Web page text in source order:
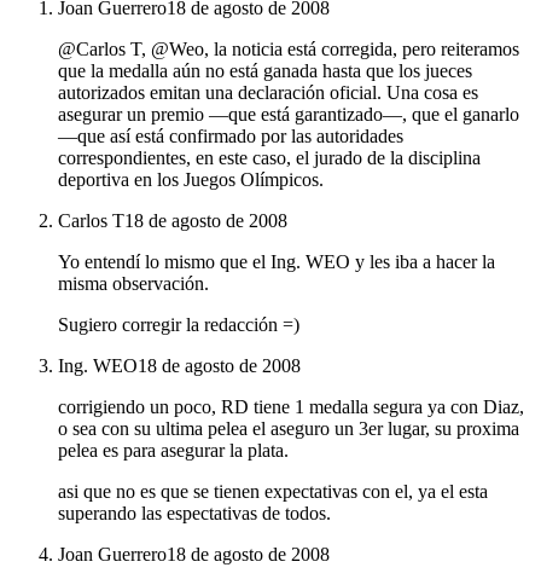
Joan Guerrero18 de agosto de 2008
@Carlos T, @Weo, la noticia está corregida, pero reiteramos
que la medalla aún no está ganada hasta que los jueces
autorizados emitan una declaración oficial. Una cosa es
asegurar un premio —que está garantizado—, que el ganarlo
—que así está confirmado por las autoridades
correspondientes, en este caso, el jurado de la disciplina
deportiva en los Juegos Olímpicos.
Carlos T18 de agosto de 2008
Yo entendí lo mismo que el Ing. WEO y les iba a hacer la
misma observación.
Sugiero corregir la redacción =)
Ing. WEO18 de agosto de 2008
corrigiendo un poco, RD tiene 1 medalla segura ya con Diaz,
o sea con su ultima pelea el aseguro un 3er lugar, su proxima
pelea es para asegurar la plata.
asi que no es que se tienen expectativas con el, ya el esta
superando las espectativas de todos.
Joan Guerrero18 de agosto de 2008